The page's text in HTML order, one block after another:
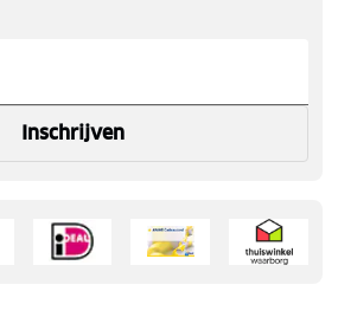
Inschrijven